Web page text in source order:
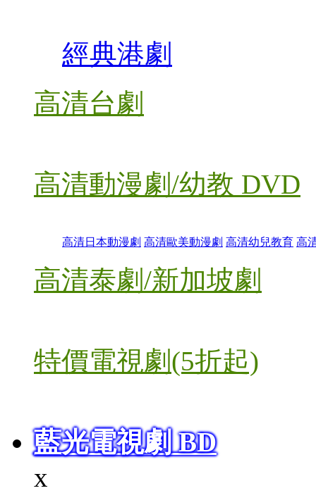
經典港劇
高清台劇
高清動漫劇/幼教 DVD
高清日本動漫劇 高清歐美動漫劇 高清幼兒教育 高
高清泰劇/新加坡劇
特價電視劇(5折起)
藍光電視劇 BD
x